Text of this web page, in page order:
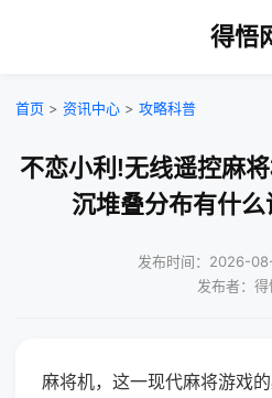
得悟
首页 > 资讯中心 > 攻略科普
不恋小利!无线遥控麻
沉堆叠分布有什
发布时间：2026-
发布者：得
麻将机，这一现代麻将游戏